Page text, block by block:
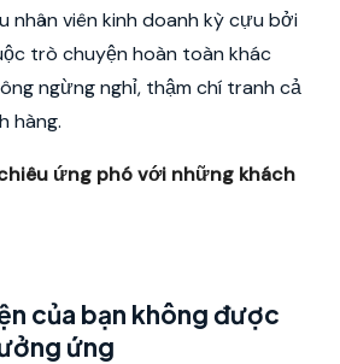
nhân viên kinh doanh kỳ cựu bởi
trò chuyện hoàn toàn khác
ngừng nghỉ, thậm chí tranh cả
hàng.
ứng phó với những khách
của bạn không được
ứng